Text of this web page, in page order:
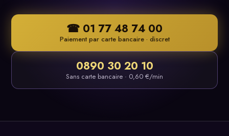
☎ 01 77 48 74 00
Paiement par carte bancaire · discret
0890 30 20 10
Sans carte bancaire · 0,60 €/min